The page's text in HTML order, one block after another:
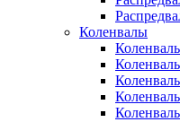
Коленвалы